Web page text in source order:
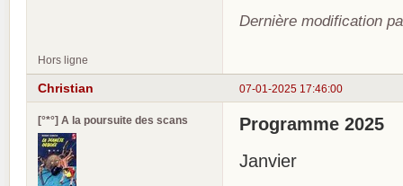
Dernière modification
Hors ligne
07-01-2025 17:46:00
Christian
[°*°] A la poursuite des scans
Programme 2025
Janvier